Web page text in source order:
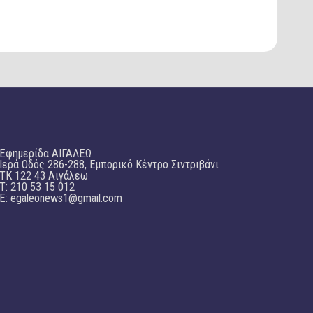
Εφημερίδα ΑΙΓΑΛΕΩ
Ιερά Οδός 286-288, Εμπορικό Κέντρο Σιντριβάνι
TK 122 43 Αιγάλεω
T: 210 53 15 012
E:egaleonews1@gmail.com